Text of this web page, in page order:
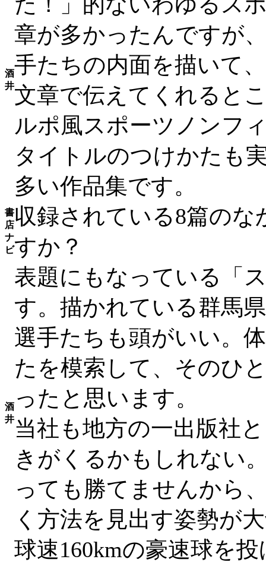
酒
井
章が多かったんですが
手たちの内面を描いて
文章で伝えてくれると
ルポ風スポーツノンフ
タイトルのつけかたも
多い作品集です。
書
店
ナ
ビ
収録されている8篇の
すか？
酒
井
表題にもなっている「
す。描かれている群馬
選手たちも頭がいい。
たを模索して、そのひ
ったと思います。
当社も地方の一出版社
きがくるかもしれない
っても勝てませんから
く方法を見出す姿勢が
球速160kmの豪速球を